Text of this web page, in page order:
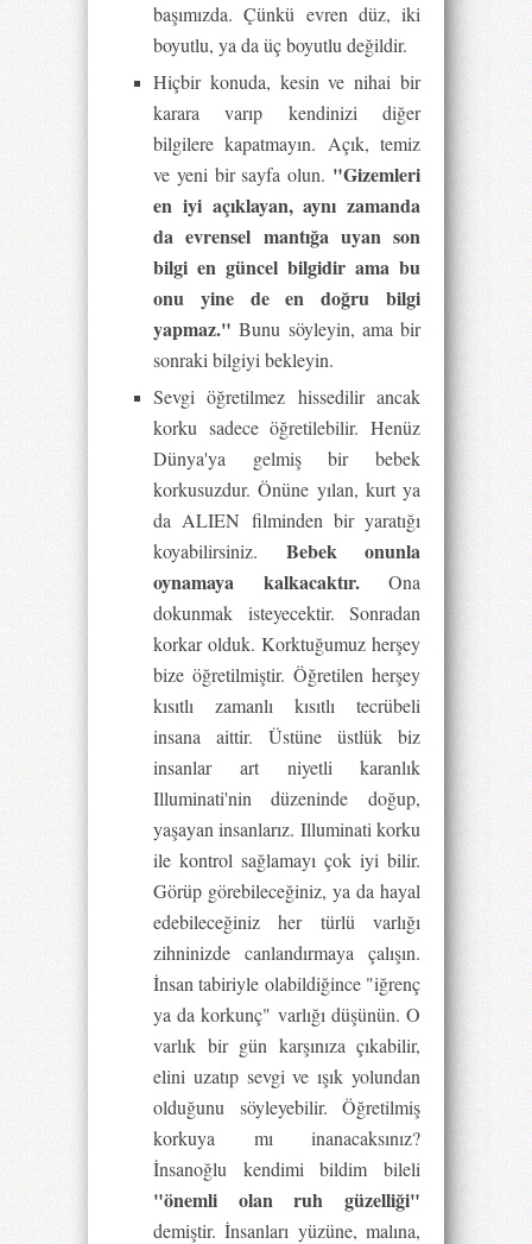
başımızda. Çünkü evren düz, iki
boyutlu, ya da üç boyutlu değildir.
Hiçbir konuda, kesin ve nihai bir
karara varıp kendinizi diğer
bilgilere kapatmayın. Açık, temiz
ve yeni bir sayfa olun. "Gizemleri
en iyi açıklayan, aynı zamanda
da evrensel mantığa uyan son
bilgi en güncel bilgidir ama bu
onu yine de en doğru bilgi
yapmaz."Bunu söyleyin, ama bir
sonraki bilgiyi bekleyin.
Sevgi öğretilmez hissedilir ancak
korku sadece öğretilebilir. Henüz
Dünya'ya gelmiş bir bebek
korkusuzdur. Önüne yılan, kurt ya
da ALIEN filminden bir yaratığı
koyabilirsiniz. Bebek onunla
oynamaya kalkacaktır.Ona
dokunmak isteyecektir. Sonradan
korkar olduk. Korktuğumuz herşey
bize öğretilmiştir. Öğretilen herşey
kısıtlı zamanlı kısıtlı tecrübeli
insana aittir. Üstüne üstlük biz
insanlar art niyetli karanlık
Illuminati'nin düzeninde doğup,
yaşayan insanlarız. Illuminati korku
ile kontrol sağlamayı çok iyi bilir.
Görüp görebileceğiniz, ya da hayal
edebileceğiniz her türlü varlığı
zihninizde canlandırmaya çalışın.
İnsan tabiriyle olabildiğince "iğrenç
ya da korkunç" varlığı düşünün. O
varlık bir gün karşınıza çıkabilir,
elini uzatıp sevgi ve ışık yolundan
olduğunu söyleyebilir. Öğretilmiş
korkuya mı inanacaksınız?
İnsanoğlu kendimi bildim bileli
"önemli olan ruh güzelliği"
demiştir. İnsanları yüzüne, malına,